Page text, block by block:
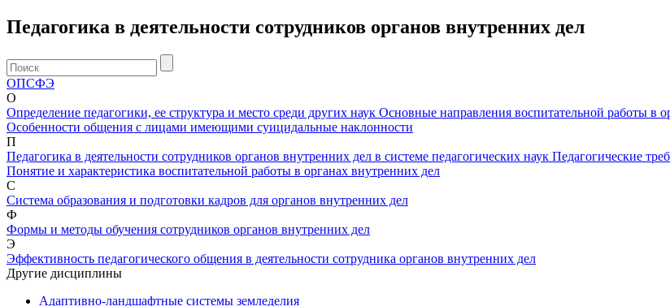
Педагогика в деятельности сотрудников органов внутренних дел
ОПСФЭ
О
Определение педагогики, ее структура и место среди других наук Основные направления воспитательной работы в
Особенности общения с лицами имеющими суицидальные наклонности
П
Педагогика в деятельности сотрудников органов внутренних дел в системе педагогических наук Педагогические
Понятие и характеристика воспитательной работы в органах внутренних дел
С
Система образования и подготовки кадров для органов внутренних дел
Ф
Формы и методы обучения сотрудников органов внутренних дел
Э
Эффективность педагогического общения в деятельности сотрудника органов внутренних дел
Другие дисциплины
Адаптивно-ландшафтные системы земледелия